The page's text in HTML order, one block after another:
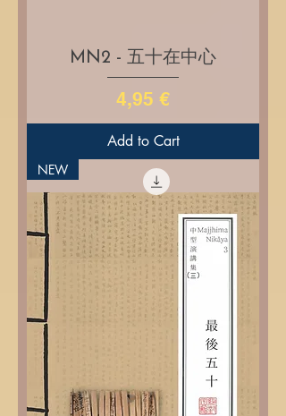
MN2 - 五十在中心
Price
4,95 €
Add to Cart
NEW